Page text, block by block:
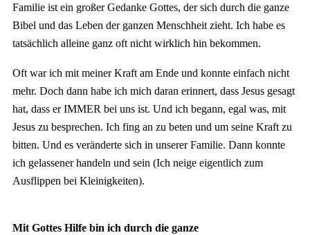
Familie ist ein großer Gedanke Gottes, der sich durch die ganze
Bibel und das Leben der ganzen Menschheit zieht. Ich habe es
tatsächlich alleine ganz oft nicht wirklich hin bekommen.
Oft war ich mit meiner Kraft am Ende und konnte einfach nicht
mehr. Doch dann habe ich mich daran erinnert, dass Jesus gesagt
hat, dass er IMMER bei uns ist. Und ich begann, egal was, mit
Jesus zu besprechen. Ich fing an zu beten und um seine Kraft zu
bitten. Und es veränderte sich in unserer Familie. Dann konnte
ich gelassener handeln und sein (Ich neige eigentlich zum
Ausflippen bei Kleinigkeiten).
Mit Gottes Hilfe bin ich durch die ganze